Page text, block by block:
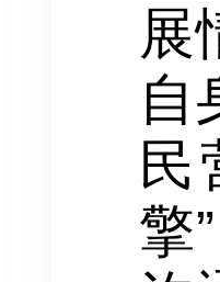
展
自
民
擎